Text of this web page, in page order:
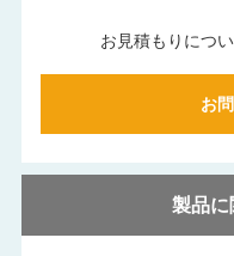
お見積もりにつ
お
製品に